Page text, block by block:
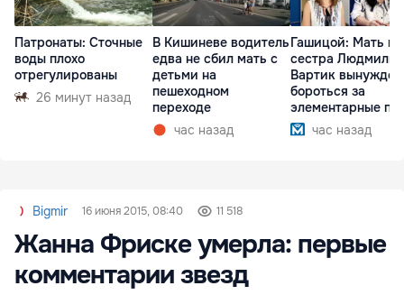
Патронаты: Сточные
воды плохо
отрегулированы
26 минут назад
В Кишиневе водитель
едва не сбил мать с
детьми на
пешеходном
переходе
час назад
Гашицой: Мать и
сестра Людмилы
Вартик
бороться за
элементарные
час назад
Bigmir 16 июня 2015, 08:40 11 518
Жанна Фриске умерла: первые
комментарии звезд